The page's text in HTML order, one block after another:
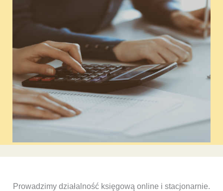
Prowadzimy działalność księgową online i stacjonarnie.